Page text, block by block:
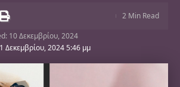
Δεκεμβρίου, 2024 5:46 μμ
10 Δεκεμβρίου, 2024
2 Min Read